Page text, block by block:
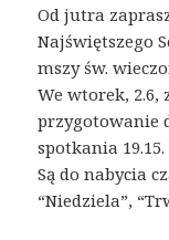
Od jutra
Najświętszego
mszy św.
We wtorek,
przygotowanie
spotkania 19.15.
Są do nabycia
“Niedziela”,